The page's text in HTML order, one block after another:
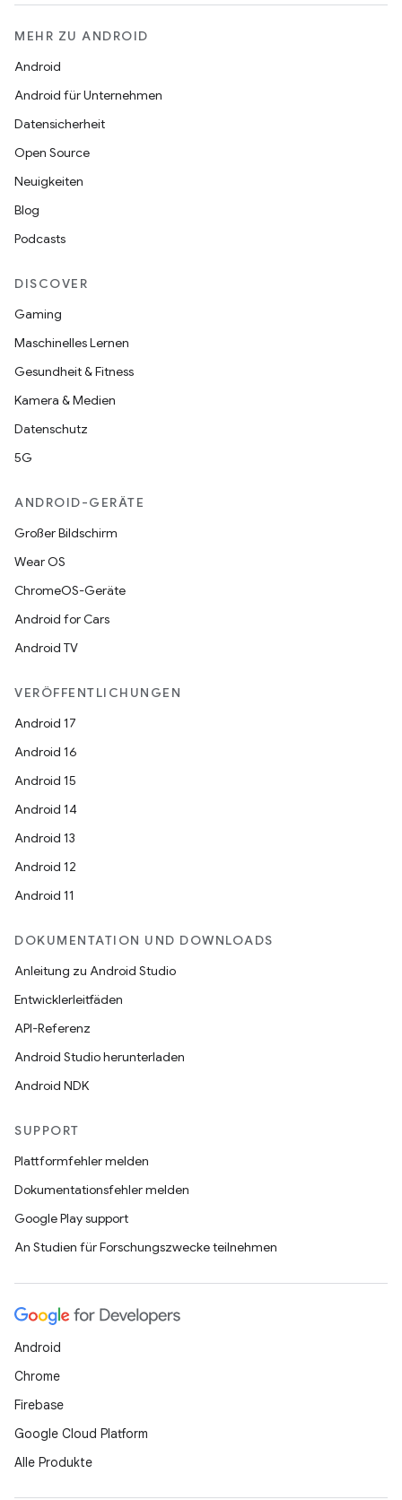
MEHR ZU ANDROID
Android
Android für Unternehmen
Datensicherheit
Open Source
Neuigkeiten
Blog
Podcasts
DISCOVER
Gaming
Maschinelles Lernen
Gesundheit & Fitness
Kamera & Medien
Datenschutz
5G
ANDROID-GERÄTE
Großer Bildschirm
Wear OS
ChromeOS-Geräte
Android for Cars
Android TV
VERÖFFENTLICHUNGEN
Android 17
Android 16
Android 15
Android 14
Android 13
Android 12
Android 11
DOKUMENTATION UND DOWNLOADS
Anleitung zu Android Studio
Entwicklerleitfäden
API-Referenz
Android Studio herunterladen
Android NDK
SUPPORT
Plattformfehler melden
Dokumentationsfehler melden
Google Play support
An Studien für Forschungszwecke teilnehmen
Android
Chrome
Firebase
Google Cloud Platform
Alle Produkte